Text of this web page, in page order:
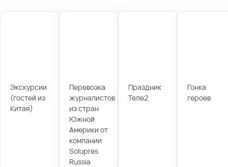
Экскурсии
(гостей из
Китая)
Перевозка
журналистов
из стран
Южной
Америки от
компании
Solupres
Russia
Праздник
Теле2
Гонка
героев